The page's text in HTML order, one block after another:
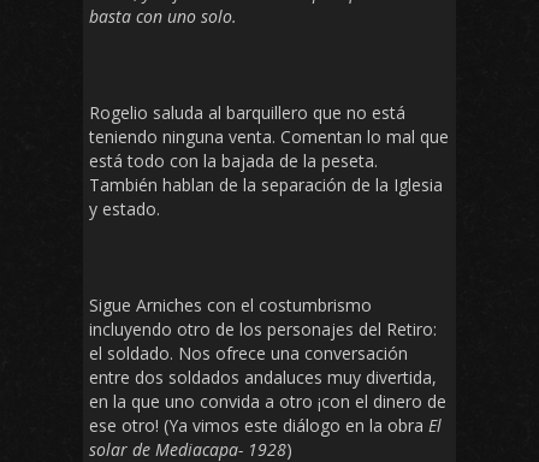
basta con uno solo.
Rogelio saluda al barquillero que no está
teniendo ninguna venta. Comentan lo mal que
está todo con la bajada de la peseta.
También hablan de la separación de la Iglesia
y estado.
Sigue Arniches con el costumbrismo
incluyendo otro de los personajes del Retiro:
el soldado. Nos ofrece una conversación
entre dos soldados andaluces muy divertida,
en la que uno convida a otro ¡con el dinero de
ese otro! (Ya vimos este diálogo en la obra El
solar de Mediacapa- 1928)